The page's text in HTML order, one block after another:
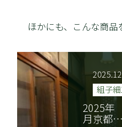
ほかにも、こんな商品
組子
2025
月京都…